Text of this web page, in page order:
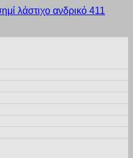
λάστιχο ανδρικό 411